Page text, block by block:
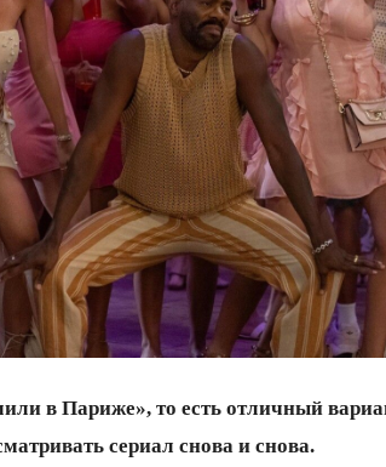
в Париже», то есть отличный
сериал снова и снова.